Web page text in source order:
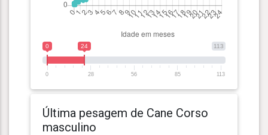
113
0 24
0 28 56 85 113
Última pesagem de Cane Corso
masculino